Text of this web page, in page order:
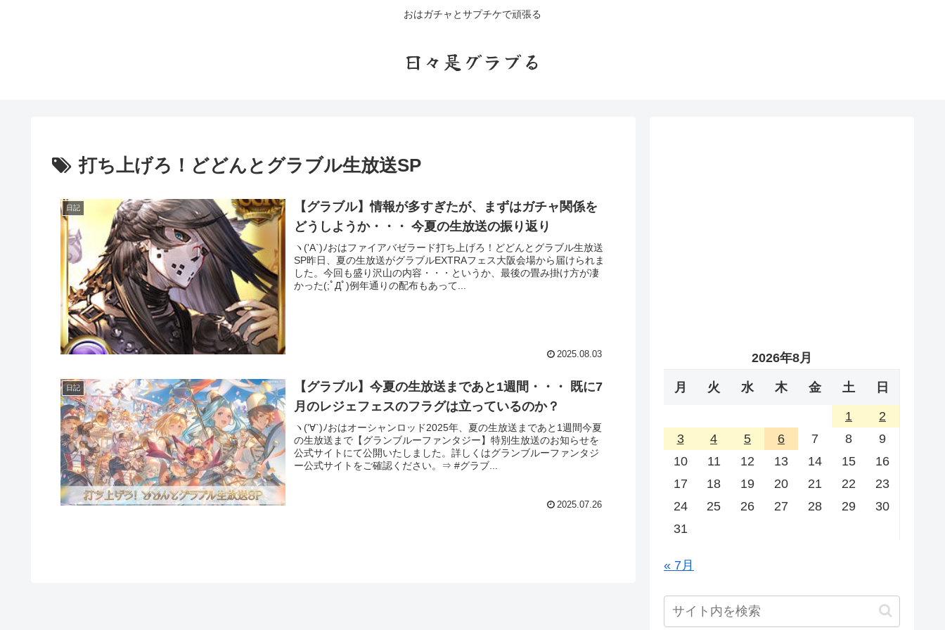
おはガチャとサプチケで頑張る
日々是グラブる
打ち上げろ！どどんとグラブル生放送SP
日記
【グラブル】情報が多すぎたが、まずはガチャ関係を
どうしようか・・・ 今夏の生放送の振り返り
ヽ('A`)ﾉおはファイアバゼラード打ち上げろ！どどんとグラブル生放送
SP昨日、夏の生放送がグラブルEXTRAフェス大阪会場から届けられま
した。今回も盛り沢山の内容・・・というか、最後の畳み掛け方が凄
かった(;ﾟДﾟ)例年通りの配布もあって...
2025.08.03
日記
【グラブル】今夏の生放送まであと1週間・・・ 既に7
月のレジェフェスのフラグは立っているのか？
ヽ('∀`)ﾉおはオーシャンロッド2025年、夏の生放送まであと1週間今夏
の生放送まで【グランブルーファンタジー】特別生放送のお知らせを
公式サイトにて公開いたしました。詳しくはグランブルーファンタジ
ー公式サイトをご確認ください。⇒ #グラブ...
2025.07.26
2026年8月
月 火 水 木 金 土 日
1
2
3
4 5 6 7 8
9
10
11 12 13 14 15
16
17
18 19 20 21 22
23
24
25 26 27 28 29
30
31
« 7月